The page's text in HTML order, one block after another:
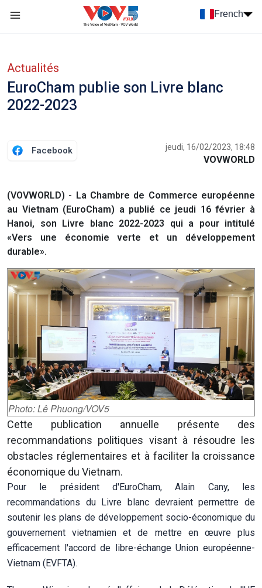
French
Actualités
EuroCham publie son Livre blanc
2022-2023
Facebook jeudi, 16/02/2023, 18:48
VOVWORLD
(VOVWORLD) - La Chambre de Commerce européenne
au Vietnam (EuroCham) a publié ce jeudi 16 février à
Hanoi, son Livre blanc 2022-2023 qui a pour intitulé
«Vers une économie verte et un développement
durable».
Photo: Lê Phuong/VOV5
Cette publication annuelle présente des
recommandations politiques visant à résoudre les
obstacles réglementaires et à faciliter la croissance
économique du Vietnam.
Pour le président d'EuroCham, Alain Cany, les
recommandations du Livre blanc devraient permettre de
soutenir les plans de développement socio-économique du
gouvernement vietnamien et de mettre en œuvre plus
efficacement l'accord de libre-échange Union européenne-
Vietnam (EVFTA).